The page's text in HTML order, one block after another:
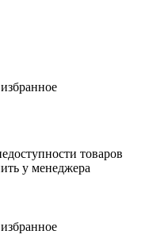
товаров
у менеджера